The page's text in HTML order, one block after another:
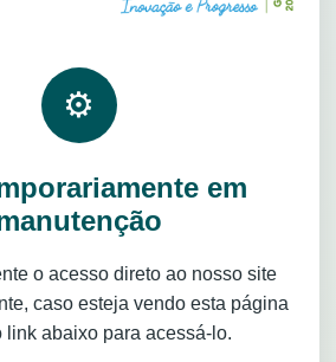
⚙
em
o acesso direto ao nosso site
caso esteja vendo esta página
link abaixo para acessá-lo.